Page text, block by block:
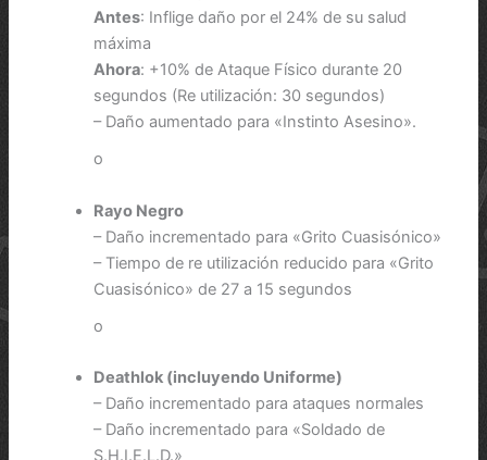
Antes: Inflige daño por el 24% de su salud
máxima
Ahora: +10% de Ataque Físico durante 20
segundos (Re utilización: 30 segundos)
– Daño aumentado para «Instinto Asesino».
o
Rayo Negro
– Daño incrementado para «Grito Cuasisónico»
– Tiempo de re utilización reducido para «Grito
Cuasisónico» de 27 a 15 segundos
o
Deathlok (incluyendo Uniforme)
– Daño incrementado para ataques normales
– Daño incrementado para «Soldado de
S.H.I.E.L.D.»